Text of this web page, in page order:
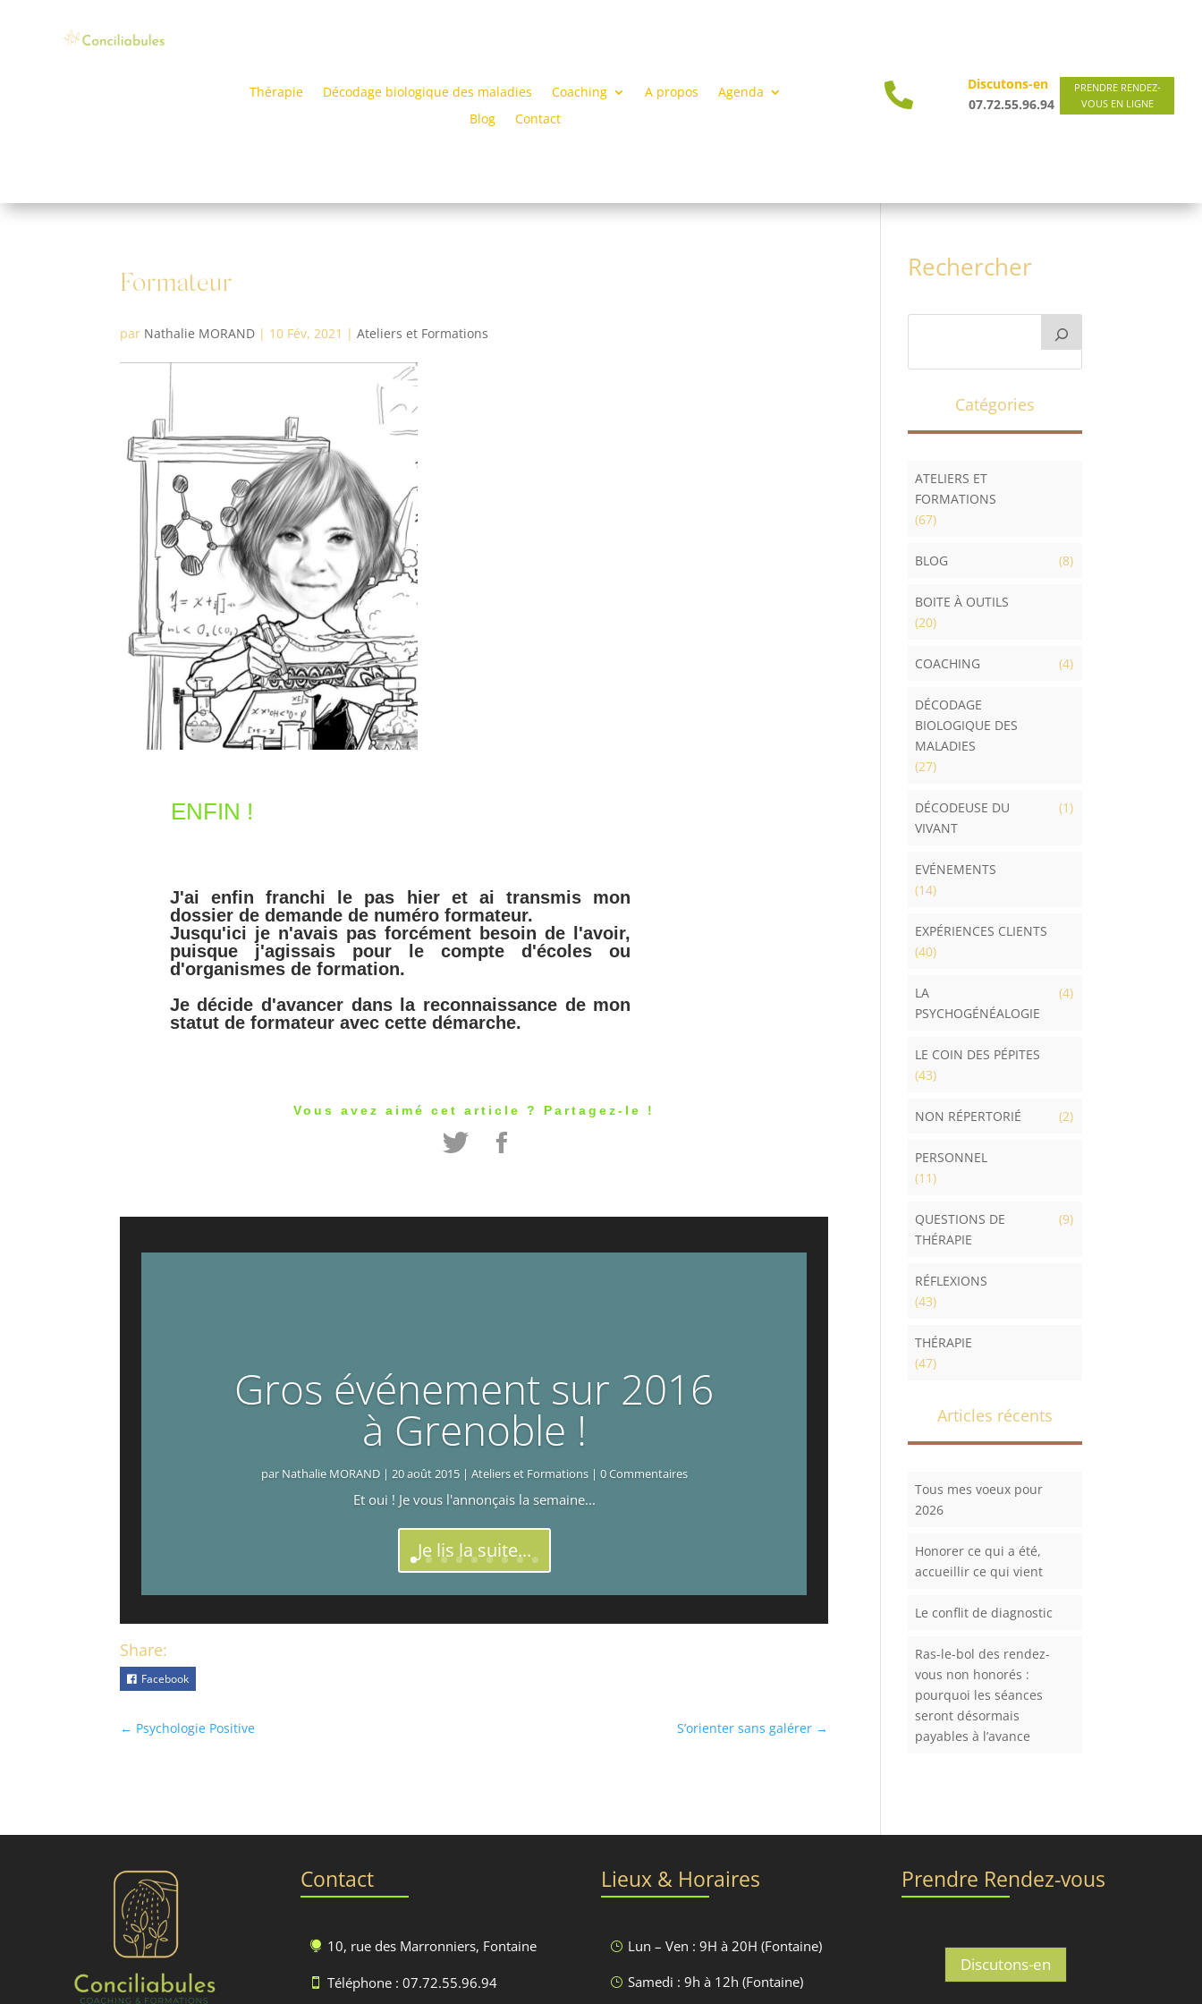
Thérapie Décodage biologique des maladies Coaching A propos
Agenda
Blog
Contact

Discutons-en
07.72.55.96.94
PRENDRE RENDEZ-
VOUS EN LIGNE
Formateur
par Nathalie MORAND | 10 Fév, 2021 |Ateliers et Formations
ENFIN !
J'ai enfin franchi le pas hier et ai transmis mon
dossier de demande de numéro formateur.
Jusqu'ici je n'avais pas forcément besoin de l'avoir,
puisque j'agissais pour le compte d'écoles ou
d'organismes de formation.
Je décide d'avancer dans la reconnaissance de mon
statut de formateur avec cette démarche.
Vous avez aimé cet article ? Partagez-le !
Gros événement sur 2016
à Grenoble !
par Nathalie MORAND| 20 août 2015| Ateliers et Formations| 0 Commentaires
Et oui ! Je vous l'annonçais la semaine...
Je lis la suite...
Share:
Facebook
← Psychologie Positive S’orienter sans galérer →
Rechercher
Catégories
ATELIERS ET
FORMATIONS
(67)
BLOG (8)
BOITE À OUTILS
(20)
COACHING (4)
DÉCODAGE
BIOLOGIQUE DES
MALADIES
(27)
DÉCODEUSE DU
VIVANT
(1)
EVÉNEMENTS
(14)
EXPÉRIENCES CLIENTS
(40)
LA
PSYCHOGÉNÉALOGIE
(4)
LE COIN DES PÉPITES
(43)
NON RÉPERTORIÉ (2)
PERSONNEL
(11)
QUESTIONS DE
THÉRAPIE
(9)
RÉFLEXIONS
(43)
THÉRAPIE
(47)
Articles récents
Tous mes voeux pour
2026
Honorer ce qui a été,
accueillir ce qui vient
Le conflit de diagnostic
Ras-le-bol des rendez-
vous non honorés :
pourquoi les séances
seront désormais
payables à l’avance
Contact
 10, rue des Marronniers, Fontaine
 Téléphone : 07.72.55.96.94
Lieux & Horaires
} Lun – Ven : 9H à 20H (Fontaine)
} Samedi : 9h à 12h (Fontaine)
Prendre Rendez-vous
Discutons-en